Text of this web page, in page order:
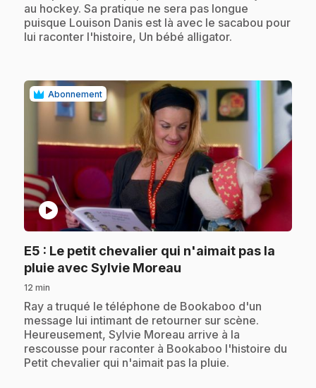
au hockey. Sa pratique ne sera pas longue
puisque Louison Danis est là avec le sacabou pour
lui raconter l'histoire, Un bébé alligator.
Abonnement
play_circle
E5 : Le petit chevalier qui n'aimait pas la
pluie avec Sylvie Moreau
12 min
.Ray a truqué le téléphone de Bookaboo d'un
message lui intimant de retourner sur scène.
Heureusement, Sylvie Moreau arrive à la
rescousse pour raconter à Bookaboo l'histoire du
Petit chevalier qui n'aimait pas la pluie.